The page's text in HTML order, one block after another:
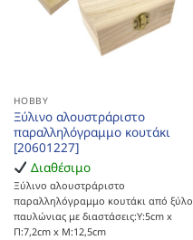
HOBBY
Ξύλινο αλουστράριστο
παραλληλόγραμμο κουτάκι
[20601227]
Διαθέσιμο
Ξύλινο αλουστράριστο
παραλληλόγραμμο κουτάκι από ξύλο
παυλώνιας με διαστάσεις:Υ:5cm x
Π:7,2cm x Μ:12,5cm